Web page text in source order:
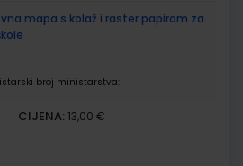
mapa s kolaž i raster papirom za
broj ministarstva:
CIJENA: 13,00 €